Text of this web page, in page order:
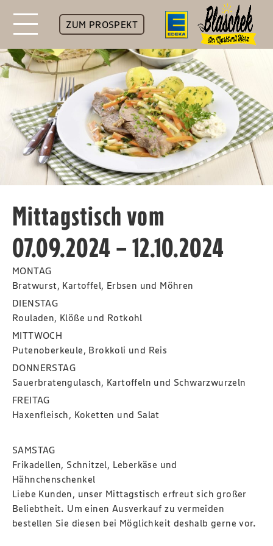
ZUM PROSPEKT
Mittagstisch vom
07.09.2024 – 12.10.2024
MONTAG
Bratwurst, Kartoffel, Erbsen und Möhren
DIENSTAG
Rouladen, Klöße und Rotkohl
MITTWOCH
Putenoberkeule, Brokkoli und Reis
DONNERSTAG
Sauerbratengulasch, Kartoffeln und Schwarzwurzeln
FREITAG
Haxenfleisch, Koketten und Salat
SAMSTAG
Frikadellen, Schnitzel, Leberkäse und
Hähnchenschenkel
Liebe Kunden, unser Mittagstisch erfreut sich großer
Beliebtheit. Um einen Ausverkauf zu vermeiden
bestellen Sie diesen bei Möglichkeit deshalb gerne vor.